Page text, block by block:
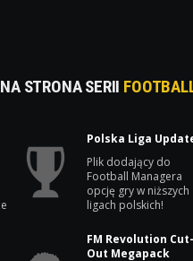
STRONA SERII
Polska Liga
Plik dodający do
Football Managera
opcję gry w niższych
ligach polskich!
FM Revolution
Out Megapack